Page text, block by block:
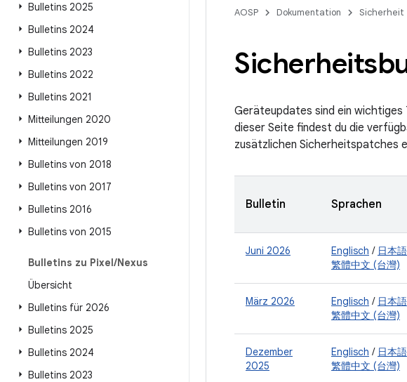
Bulletins 2025
Bulletins 2024
Bulletins 2023
Bulletins 2022
Bulletins 2021
Mitteilungen 2020
Mitteilungen 2019
Bulletins von 2018
Bulletins von 2017
Bulletins 2016
Bulletins von 2015
Bulletins zu Pixel/Nexus
Übersicht
Bulletins für 2026
Bulletins 2025
Bulletins 2024
Bulletins 2023
AOSP Dokumentation Sicherheit
Geräteupdates sind ein wichtiges
dieser Seite findest du die
zusätzlichen Sicherheitspatches
Bulletin Sprachen
Juni 2026 Englisch / 日本語
繁體中文 (台灣)
März 2026 Englisch / 日本語
繁體中文 (台灣)
Dezember
2025
Englisch / 日本語
繁體中文 (台灣)